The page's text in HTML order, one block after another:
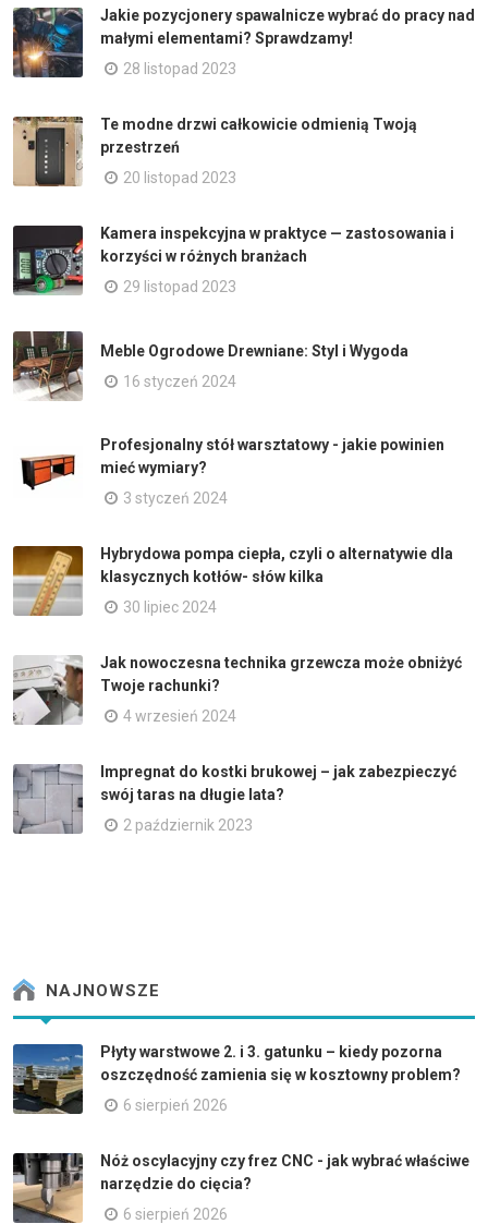
Jakie pozycjonery spawalnicze wybrać do pracy nad
małymi elementami? Sprawdzamy!
28 listopad 2023
Te modne drzwi całkowicie odmienią Twoją
przestrzeń
20 listopad 2023
Kamera inspekcyjna w praktyce — zastosowania i
korzyści w różnych branżach
29 listopad 2023
Meble Ogrodowe Drewniane: Styl i Wygoda
16 styczeń 2024
Profesjonalny stół warsztatowy - jakie powinien
mieć wymiary?
3 styczeń 2024
Hybrydowa pompa ciepła, czyli o alternatywie dla
klasycznych kotłów- słów kilka
30 lipiec 2024
Jak nowoczesna technika grzewcza może obniżyć
Twoje rachunki?
4 wrzesień 2024
Impregnat do kostki brukowej – jak zabezpieczyć
swój taras na długie lata?
2 październik 2023
NAJNOWSZE
Płyty warstwowe 2. i 3. gatunku – kiedy pozorna
oszczędność zamienia się w kosztowny problem?
6 sierpień 2026
Nóż oscylacyjny czy frez CNC - jak wybrać właściwe
narzędzie do cięcia?
6 sierpień 2026